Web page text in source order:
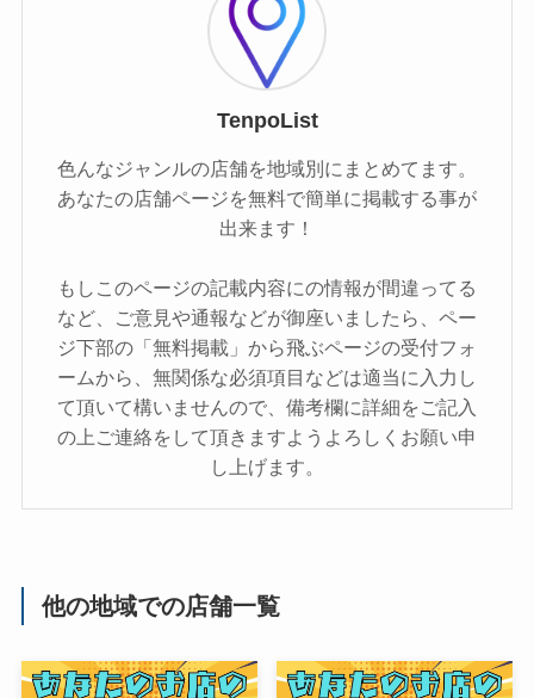
TenpoList
色んなジャンルの店舗を地域別にまとめてます。
あなたの店舗ページを無料で簡単に掲載する事が
出来ます！
もしこのページの記載内容にの情報が間違ってる
など、ご意見や通報などが御座いましたら、ペー
ジ下部の「無料掲載」から飛ぶページの受付フォ
ームから、無関係な必須項目などは適当に入力し
て頂いて構いませんので、備考欄に詳細をご記入
の上ご連絡をして頂きますようよろしくお願い申
し上げます。
他の地域での店舗一覧